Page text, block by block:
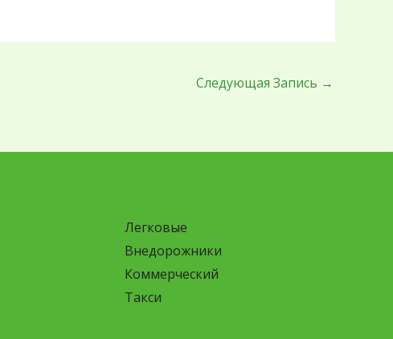
Следующая Запись →
Легковые
Внедорожники
Коммерческий
Такси